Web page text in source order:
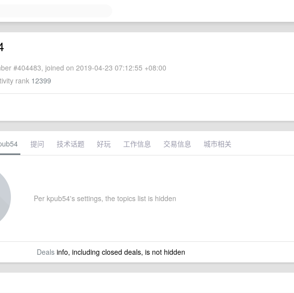
#404483, joined on 2019-04-23 07:12:55 +08:00
rank 12399
提问 技术话题 好玩 工作信息 交易信息 城市相关
Per kpub54's settings, the topics list is hidden
Dealsinfo, including closed deals, is not hidden